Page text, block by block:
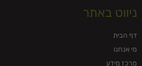
ניווט באתר
דף הבית
מי אנחנו
מרכז מידע